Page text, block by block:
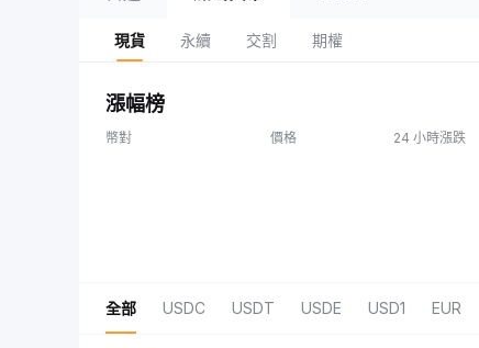
現貨 永續 交割 期權
漲幅榜
幣對 價格 24 小時漲跌
全部 USDC USDT USDE USD1 EUR